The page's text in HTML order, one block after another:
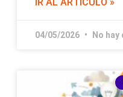
04/05/2026 No